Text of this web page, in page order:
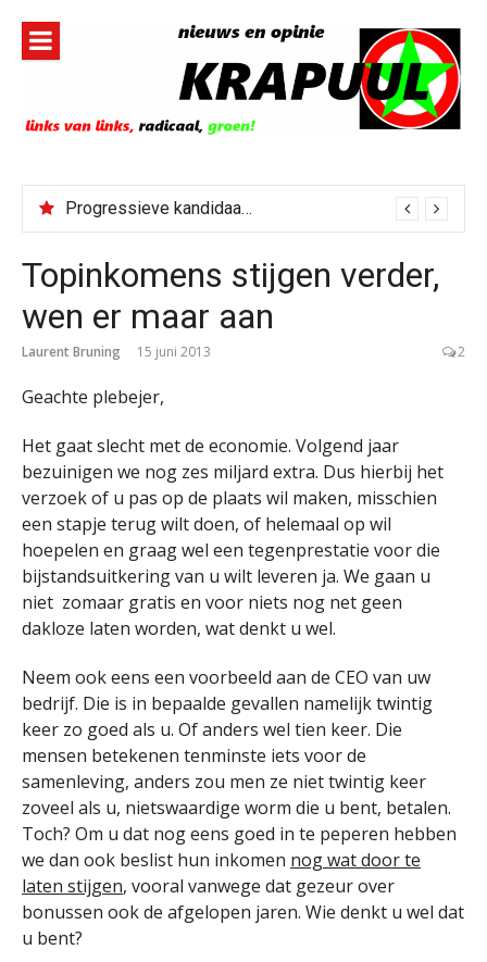
inhoud
Progressieve kandidaat El-Sayed senaatskandidaat Michigan
Topinkomens stijgen verder,
wen er maar aan
Laurent Bruning 15 juni 2013 2
Geachte plebejer,
Het gaat slecht met de economie. Volgend jaar
bezuinigen we nog zes miljard extra. Dus hierbij het
verzoek of u pas op de plaats wil maken, misschien
een stapje terug wilt doen, of helemaal op wil
hoepelen en graag wel een tegenprestatie voor die
bijstandsuitkering van u wilt leveren ja. We gaan u
niet zomaar gratis en voor niets nog net geen
dakloze laten worden, wat denkt u wel.
Neem ook eens een voorbeeld aan de CEO van uw
bedrijf. Die is in bepaalde gevallen namelijk twintig
keer zo goed als u. Of anders wel tien keer. Die
mensen betekenen tenminste iets voor de
samenleving, anders zou men ze niet twintig keer
zoveel als u, nietswaardige worm die u bent, betalen.
Toch? Om u dat nog eens goed in te peperen hebben
we dan ook beslist hun inkomen nog wat door te
laten stijgen, vooral vanwege dat gezeur over
bonussen ook de afgelopen jaren. Wie denkt u wel dat
u bent?